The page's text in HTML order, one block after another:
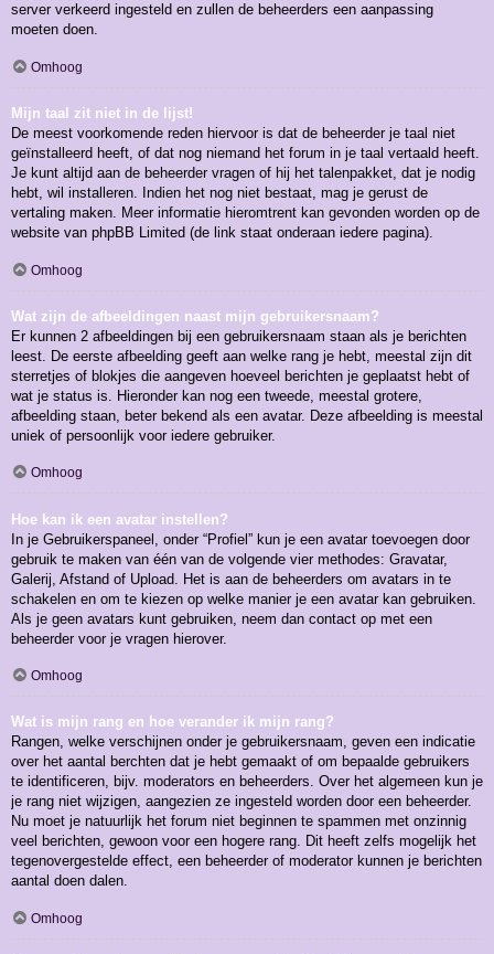
server verkeerd ingesteld en zullen de beheerders een aanpassing
moeten doen.
Omhoog
Mijn taal zit niet in de lijst!
De meest voorkomende reden hiervoor is dat de beheerder je taal niet
geïnstalleerd heeft, of dat nog niemand het forum in je taal vertaald heeft.
Je kunt altijd aan de beheerder vragen of hij het talenpakket, dat je nodig
hebt, wil installeren. Indien het nog niet bestaat, mag je gerust de
vertaling maken. Meer informatie hieromtrent kan gevonden worden op de
website van phpBB Limited (de link staat onderaan iedere pagina).
Omhoog
Wat zijn de afbeeldingen naast mijn gebruikersnaam?
Er kunnen 2 afbeeldingen bij een gebruikersnaam staan als je berichten
leest. De eerste afbeelding geeft aan welke rang je hebt, meestal zijn dit
sterretjes of blokjes die aangeven hoeveel berichten je geplaatst hebt of
wat je status is. Hieronder kan nog een tweede, meestal grotere,
afbeelding staan, beter bekend als een avatar. Deze afbeelding is meestal
uniek of persoonlijk voor iedere gebruiker.
Omhoog
Hoe kan ik een avatar instellen?
In je Gebruikerspaneel, onder “Profiel” kun je een avatar toevoegen door
gebruik te maken van één van de volgende vier methodes: Gravatar,
Galerij, Afstand of Upload. Het is aan de beheerders om avatars in te
schakelen en om te kiezen op welke manier je een avatar kan gebruiken.
Als je geen avatars kunt gebruiken, neem dan contact op met een
beheerder voor je vragen hierover.
Omhoog
Wat is mijn rang en hoe verander ik mijn rang?
Rangen, welke verschijnen onder je gebruikersnaam, geven een indicatie
over het aantal berchten dat je hebt gemaakt of om bepaalde gebruikers
te identificeren, bijv. moderators en beheerders. Over het algemeen kun je
je rang niet wijzigen, aangezien ze ingesteld worden door een beheerder.
Nu moet je natuurlijk het forum niet beginnen te spammen met onzinnig
veel berichten, gewoon voor een hogere rang. Dit heeft zelfs mogelijk het
tegenovergestelde effect, een beheerder of moderator kunnen je berichten
aantal doen dalen.
Omhoog